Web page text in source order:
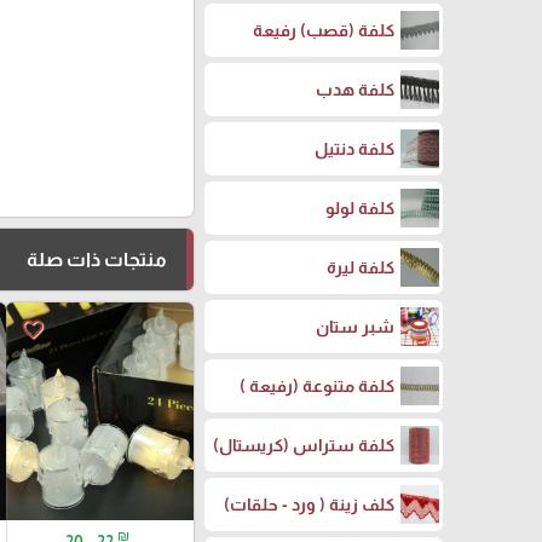
كلفة (قصب) رفيعة
كلفة هدب
كلفة دنتيل
كلفة لولو
كلفة ليرة
شبر ستان
كلفة متنوعة (رفيعة )
كلفة ستراس (كريستال)
كلف زينة ( ورد - حلقات)
منتجات ذات صلة
favorite_border
₪